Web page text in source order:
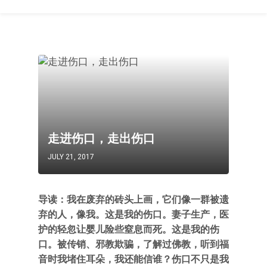
走进伤口，走出伤口
JULY 21, 2017
导读：我在废弃的砖头上画，它们像一群被遗
弃的人，像我。这是我的伤口。妻子生产，医
护的轻忽让婴儿险些窒息而死。这是我的伤
口。被传销、邪教欺骗，了解过佛教，听到福
音时我堵住耳朵，我还能信谁？伤口不只是我